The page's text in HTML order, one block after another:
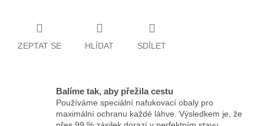
ZEPTAT SE HLÍDAT SDÍLET
Balíme tak, aby přežila cestu
Používáme speciální nafukovací obaly pro
maximální ochranu každé láhve. Výsledkem je, že